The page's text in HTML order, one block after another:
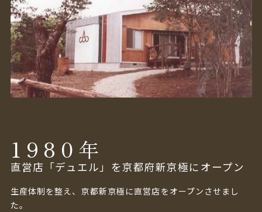
1980 年
直営店「デュエル」を京都府新京極にオープン
生産体制を整え、京都新京極に直営店をオープンさせまし
た。